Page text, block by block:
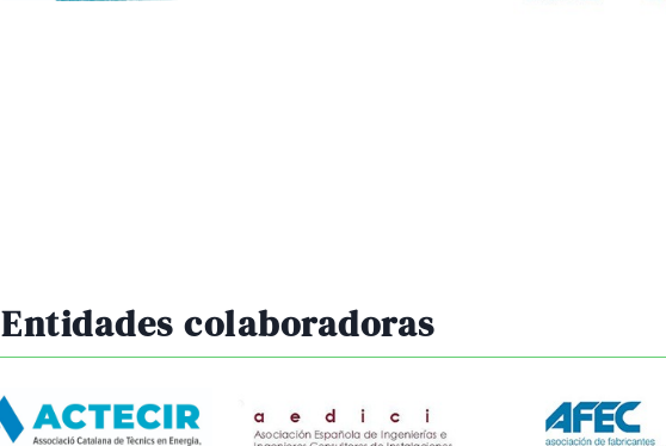
Entidades colaboradoras